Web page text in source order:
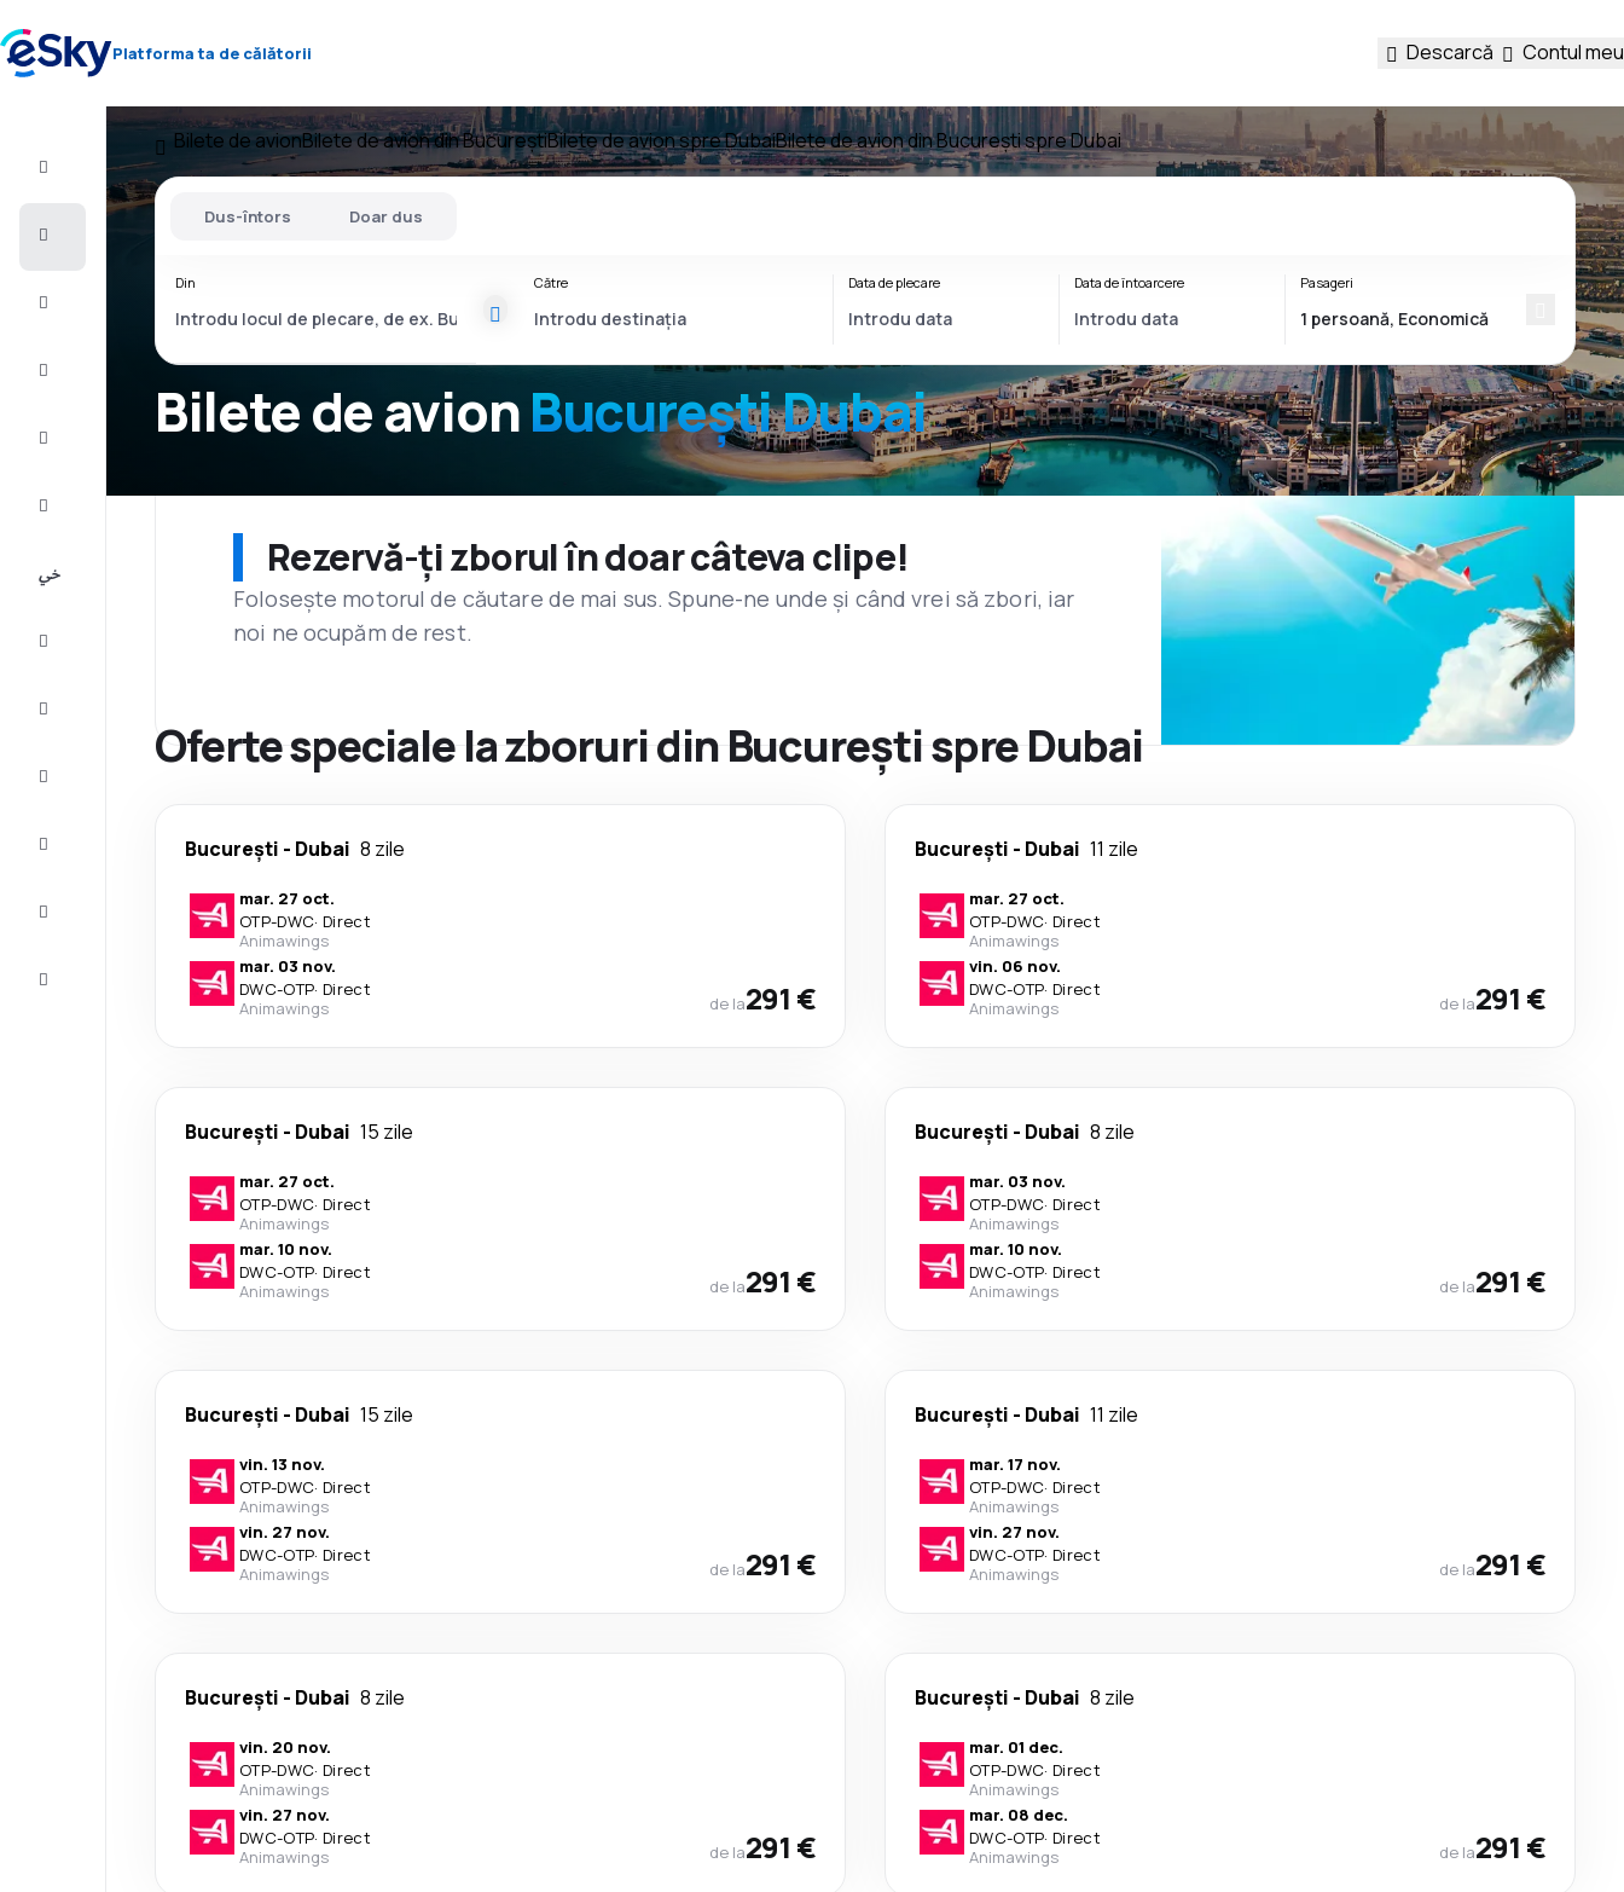
Platforma ta de călătorii Descarcă Contul meu
Zbor+Hotel
Bilete de avionBilete de avion din BucureștiBilete de avion spre DubaiBilete de avion din București spre Dubai
Bilete de avionBucurești Dubai
Dus-întors Doar dus
Din Către Data de plecare Data de întoarcere Pasageri
Rezervă-ți zborul în doar câteva clipe!
Folosește motorul de căutare de mai sus. Spune-ne unde și când vrei să zbori, iar
noi ne ocupăm de rest.
Oferte speciale la zboruri din București spre Dubai
București - Dubai 8 zile
mar. 27 oct.
OTP-DWC· Direct
Animawings
mar. 03 nov.
DWC-OTP· Direct
Animawings
de la291 €
București - Dubai 11 zile
mar. 27 oct.
OTP-DWC· Direct
Animawings
vin. 06 nov.
DWC-OTP· Direct
Animawings
de la291 €
București - Dubai 15 zile
mar. 27 oct.
OTP-DWC· Direct
Animawings
mar. 10 nov.
DWC-OTP· Direct
Animawings
de la291 €
București - Dubai 8 zile
mar. 03 nov.
OTP-DWC· Direct
Animawings
mar. 10 nov.
DWC-OTP· Direct
Animawings
de la291 €
București - Dubai 15 zile
vin. 13 nov.
OTP-DWC· Direct
Animawings
vin. 27 nov.
DWC-OTP· Direct
Animawings
de la291 €
București - Dubai 11 zile
mar. 17 nov.
OTP-DWC· Direct
Animawings
vin. 27 nov.
DWC-OTP· Direct
Animawings
de la291 €
București - Dubai 8 zile
vin. 20 nov.
OTP-DWC· Direct
Animawings
vin. 27 nov.
DWC-OTP· Direct
Animawings
de la291 €
București - Dubai 8 zile
mar. 01 dec.
OTP-DWC· Direct
Animawings
mar. 08 dec.
DWC-OTP· Direct
Animawings
de la291 €